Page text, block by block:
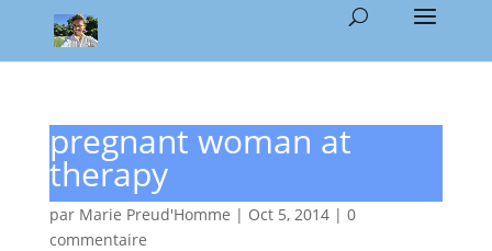
pregnant woman at
therapy
par Marie Preud'Homme | Oct 5, 2014| 0
commentaire